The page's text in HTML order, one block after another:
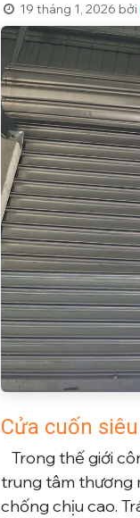
19 tháng 1, 2026 bởi
​Cửa cuốn
​Trong thế giới
trung tâm thương
chống chịu cao.